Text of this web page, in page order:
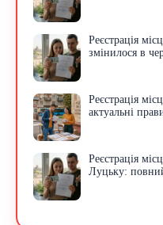
Реєстрація
змінилося в
Реєстрація
актуальні
Реєстрація
Луцьку: